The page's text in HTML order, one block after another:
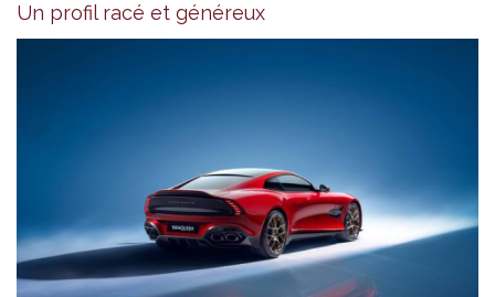
Un profil racé et généreux